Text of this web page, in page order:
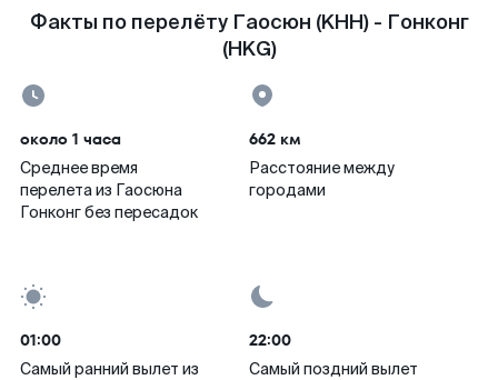
Факты по перелёту Гаосюн (KHH) - Гонконг
(HKG)
около 1 часа
Среднее время
перелета из Гаосюна
Гонконг без пересадок
662 км
Расстояние между
городами
01:00
Самый ранний вылет из
22:00
Самый поздний вылет